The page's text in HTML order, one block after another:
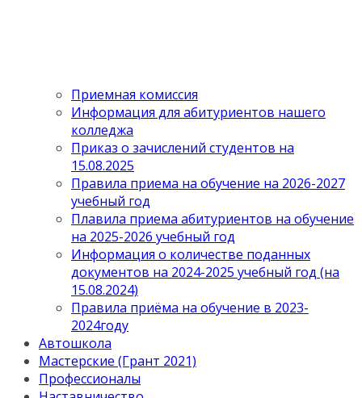
Приемная комиссия
Информация для абитуриентов нашего
колледжа
Приказ о зачислений студентов на
15.08.2025
Правила приема на обучение на 2026-2027
учебный год
Плавила приема абитуриентов на обучение
на 2025-2026 учебный год
Информация о количестве поданных
документов на 2024-2025 учебный год (на
15.08.2024)
Правила приёма на обучение в 2023-
2024году
Автошкола
Мастерские (Грант 2021)
Профессионалы